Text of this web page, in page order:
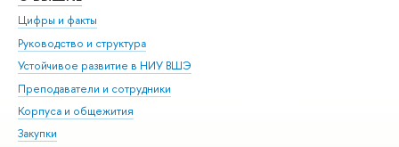
Цифры и факты
Руководство и структура
Устойчивое развитие в НИУ ВШЭ
Преподаватели и сотрудники
Корпуса и общежития
Закупки